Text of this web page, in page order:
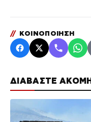
ΔΙΑΒΑΣΤΕ ΑΚΟΜΗ
// ΚΟΙΝΟΠΟΙΗΣΗ